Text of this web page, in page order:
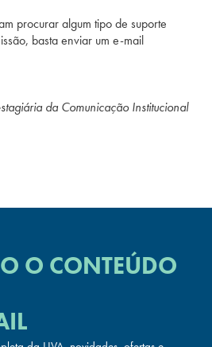
procurar algum tipo de suporte
basta enviar um e-mail
da Comunicação Institucional
O CONTEÚDO